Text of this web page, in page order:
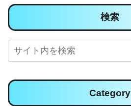
検索
Category